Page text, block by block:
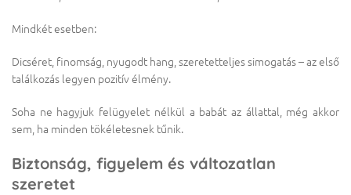
Mindkét esetben:
Dicséret, finomság, nyugodt hang, szeretetteljes simogatás – az első
találkozás legyen pozitív élmény.
Soha ne hagyjuk felügyelet nélkül a babát az állattal, még akkor
sem, ha minden tökéletesnek tűnik.
Biztonság, figyelem és változatlan
szeretet